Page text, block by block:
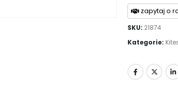
zapytaj o
SKU: 21874
Kategorie: